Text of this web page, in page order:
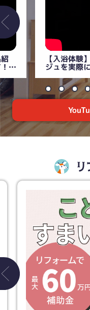
【超高級】
ジュを徹底
リ